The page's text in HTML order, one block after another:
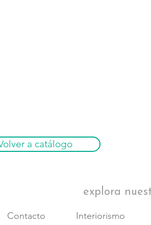
a catálogo
Contacto Interiorismo
explora